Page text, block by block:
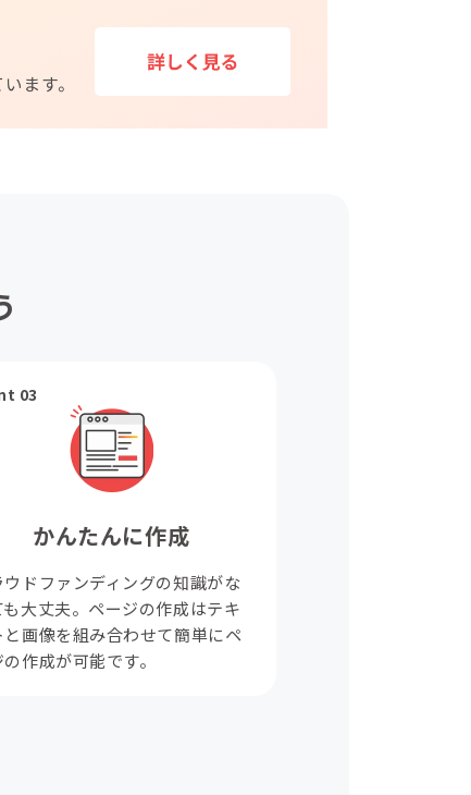
03
かんたんに作成
ウドファンディングの知識がな
も大丈夫。ページの作成はテキ
と画像を組み合わせて簡単にペ
作成が可能です。